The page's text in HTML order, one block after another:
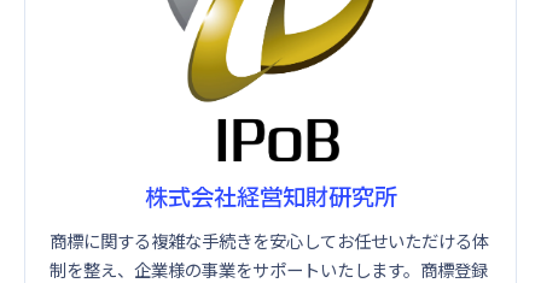
株式会社経営知財研究所
商標に関する複雑な手続きを安心してお任せいただける体
制を整え、企業様の事業をサポートいたします。商標登録